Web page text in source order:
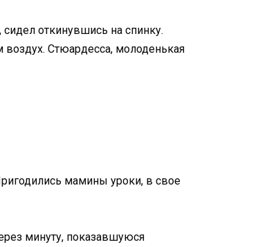
откинувшись на спинку.
Стюардесса, молоденькая
мамины уроки, в свое
минуту, показавшуюся